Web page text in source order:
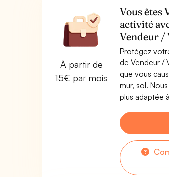
À partir de
15€ par mois
Vous êtes
activité
Vendeur /
Protégez
de Vendeur /
que vous
mur, sol.
plus adaptée